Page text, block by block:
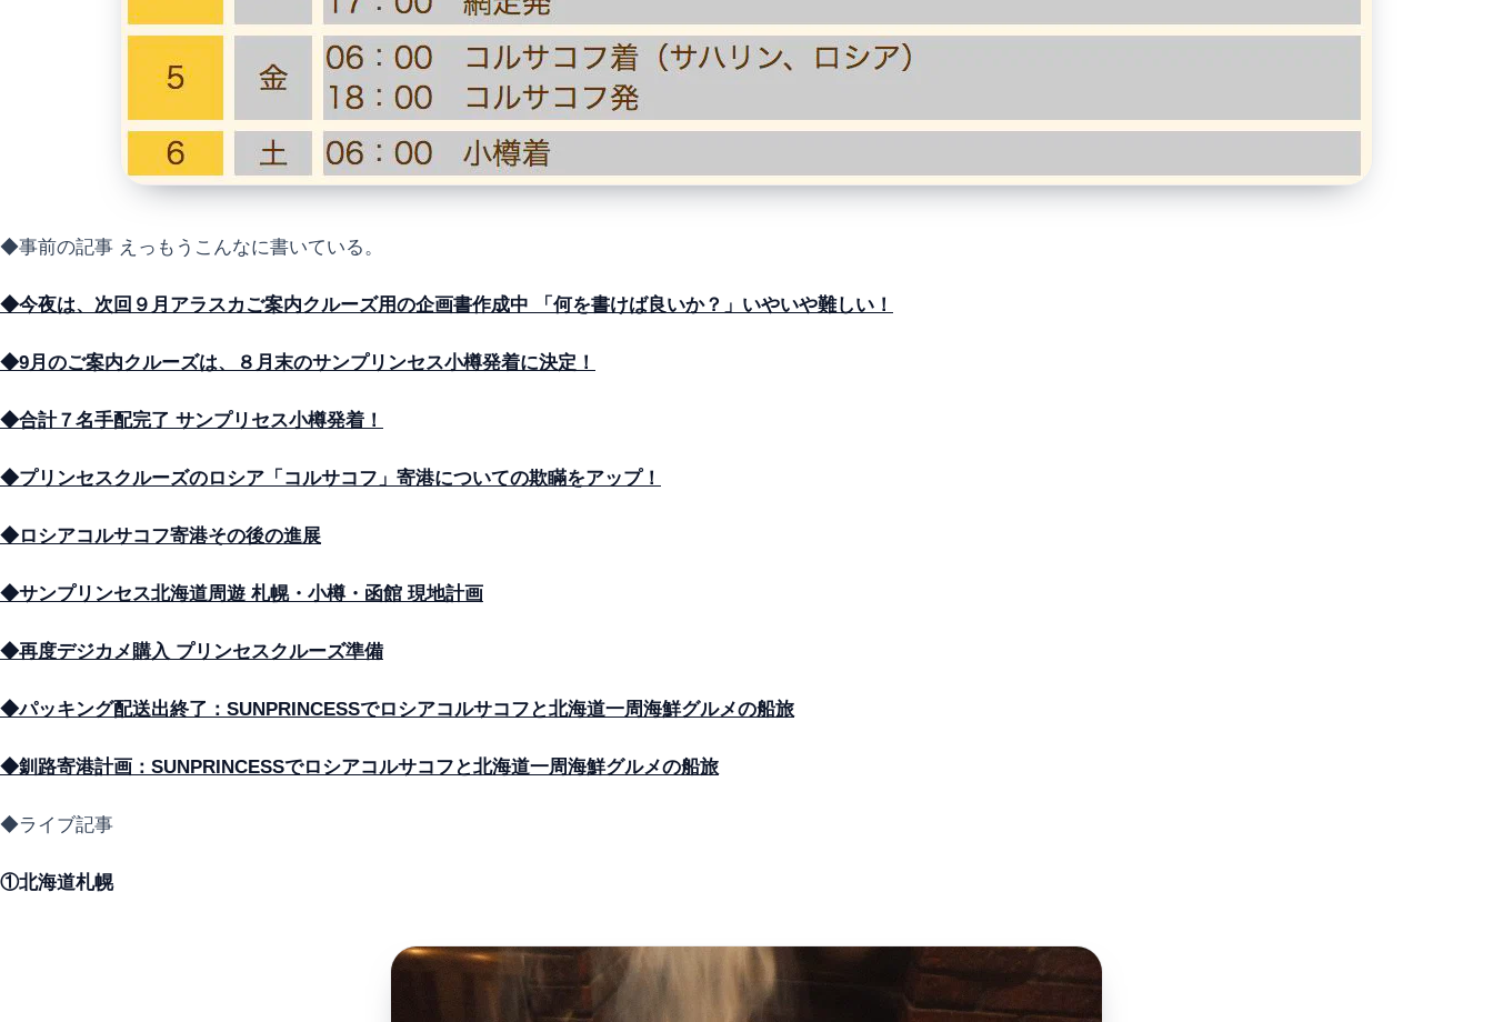
◆事前の記事 えっもうこんなに書いている。
◆今夜は、次回９月アラスカご案内クルーズ用の企画書作成中 「何を書けば良いか？」いやいや難しい！
◆9月のご案内クルーズは、８月末のサンプリンセス小樽発着に決定！
◆合計７名手配完了 サンプリセス小樽発着！
◆プリンセスクルーズのロシア「コルサコフ」寄港についての欺瞞をアップ！
◆ロシアコルサコフ寄港その後の進展
◆サンプリンセス北海道周遊 札幌・小樽・函館 現地計画
◆再度デジカメ購入 プリンセスクルーズ準備
◆パッキング配送出終了：SUNPRINCESSでロシアコルサコフと北海道一周海鮮グルメの船旅
◆釧路寄港計画：SUNPRINCESSでロシアコルサコフと北海道一周海鮮グルメの船旅
◆ライブ記事
①北海道札幌